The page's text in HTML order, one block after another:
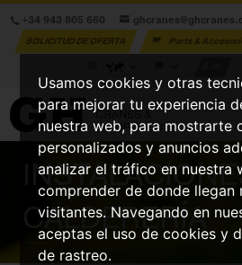
Usamos cookies y otras
para mejorar tu experiencia
nuestra web, para mostrarte
personalizados y anuncios
analizar el tráfico en nuestra
comprender de donde llegan
visitantes. Navegando en
aceptas el uso de cookies y
de rastreo.
+34 943 805 660
SOLICITUD DE OFERTA Parts &
CALDERERÍA